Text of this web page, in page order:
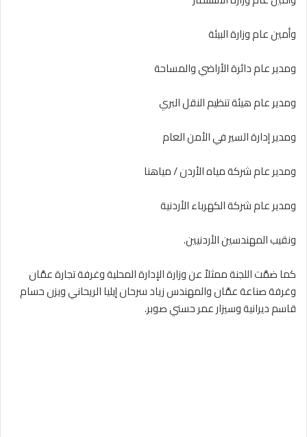
وأمين عام وزارة البيئة
ومدير عام دائرة الأراضي والمساحة
ومدير عام هيئة تنظيم النقل البري
ومدير إدارة السير في الأمن العام
ومدير عام شركة مياه الأردن / مياهنا
ومدير عام شركة الكهرباء الأردنية
ونقيب المهندسين الأردنيين.
كما ضمَّت اللجنة ممثلاً عن وزارة الإدارة المحلية وغرفة تجارة عمَّان
وغرفة صناعة عمَّان والمهندس زياد سرحان إيليا الريحاني ويزن حسام
قاسم ديرانية وسيزار عمر حسني صوبر.